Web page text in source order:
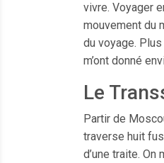
vivre. Voyager
mouvement du
du voyage.
m’ont donné
Le
Partir de
traverse huit
d’une traite. On